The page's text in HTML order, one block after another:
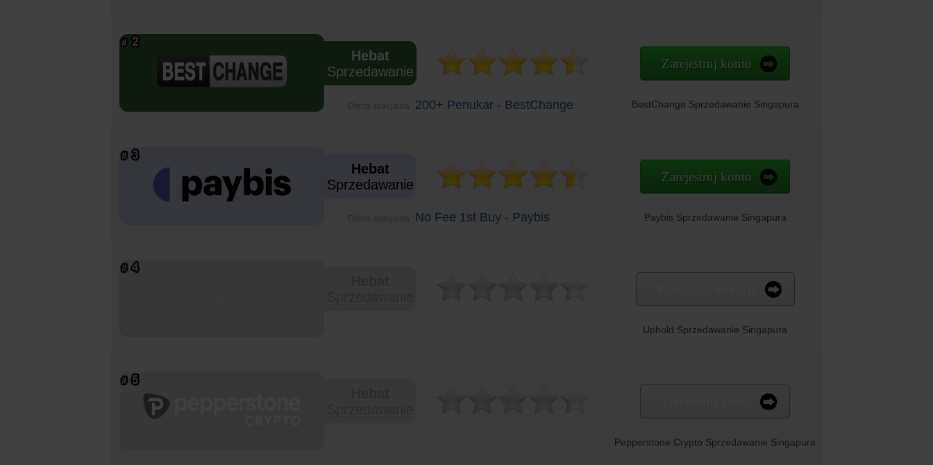
Hebat
Sprzedawanie
Zarejestruj konto
BestChange Sprzedawanie Singapura
200+ Penukar - BestChange
Hebat
Sprzedawanie
Zarejestruj konto
Paybis Sprzedawanie Singapura
No Fee 1st Buy - Paybis
Uphold Sprzedawanie Singapura
Pepperstone Crypto Sprzedawanie Singapura